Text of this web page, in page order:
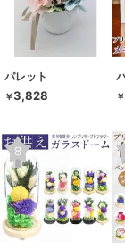
パレット
￥3,828 ￥